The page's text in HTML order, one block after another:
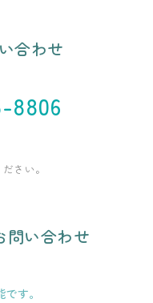
合わせ
8806
さい。
問い合わせ
す。